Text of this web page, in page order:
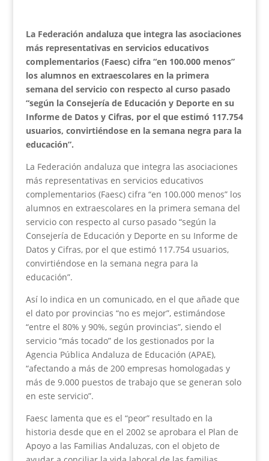
La Federación andaluza que integra las asociaciones
más representativas en servicios educativos
complementarios (Faesc) cifra “en 100.000 menos”
los alumnos en extraescolares en la primera
semana del servicio con respecto al curso pasado
“según la Consejería de Educación y Deporte en su
Informe de Datos y Cifras, por el que estimó 117.754
usuarios, convirtiéndose en la semana negra para la
educación”.
La Federación andaluza que integra las asociaciones
más representativas en servicios educativos
complementarios (Faesc) cifra “en 100.000 menos” los
alumnos en extraescolares en la primera semana del
servicio con respecto al curso pasado “según la
Consejería de Educación y Deporte en su Informe de
Datos y Cifras, por el que estimó 117.754 usuarios,
convirtiéndose en la semana negra para la
educación”.
Así lo indica en un comunicado, en el que añade que
el dato por provincias “no es mejor”, estimándose
“entre el 80% y 90%, según provincias”, siendo el
servicio “más tocado” de los gestionados por la
Agencia Pública Andaluza de Educación (APAE),
“afectando a más de 200 empresas homologadas y
más de 9.000 puestos de trabajo que se generan solo
en este servicio”.
Faesc lamenta que es el “peor” resultado en la
historia desde que en el 2002 se aprobara el Plan de
Apoyo a las Familias Andaluzas, con el objeto de